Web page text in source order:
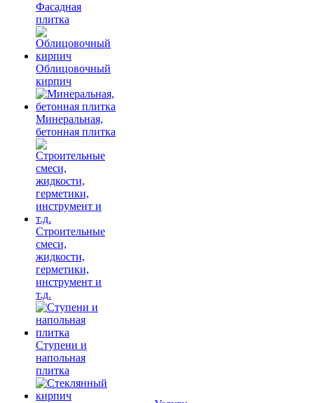
Фасадная
плитка
Облицовочный
кирпич
Минеральная,
бетонная плитка
Строительные
смеси,
жидкости,
герметики,
инструмент и
т.д.
Ступени и
напольная
плитка